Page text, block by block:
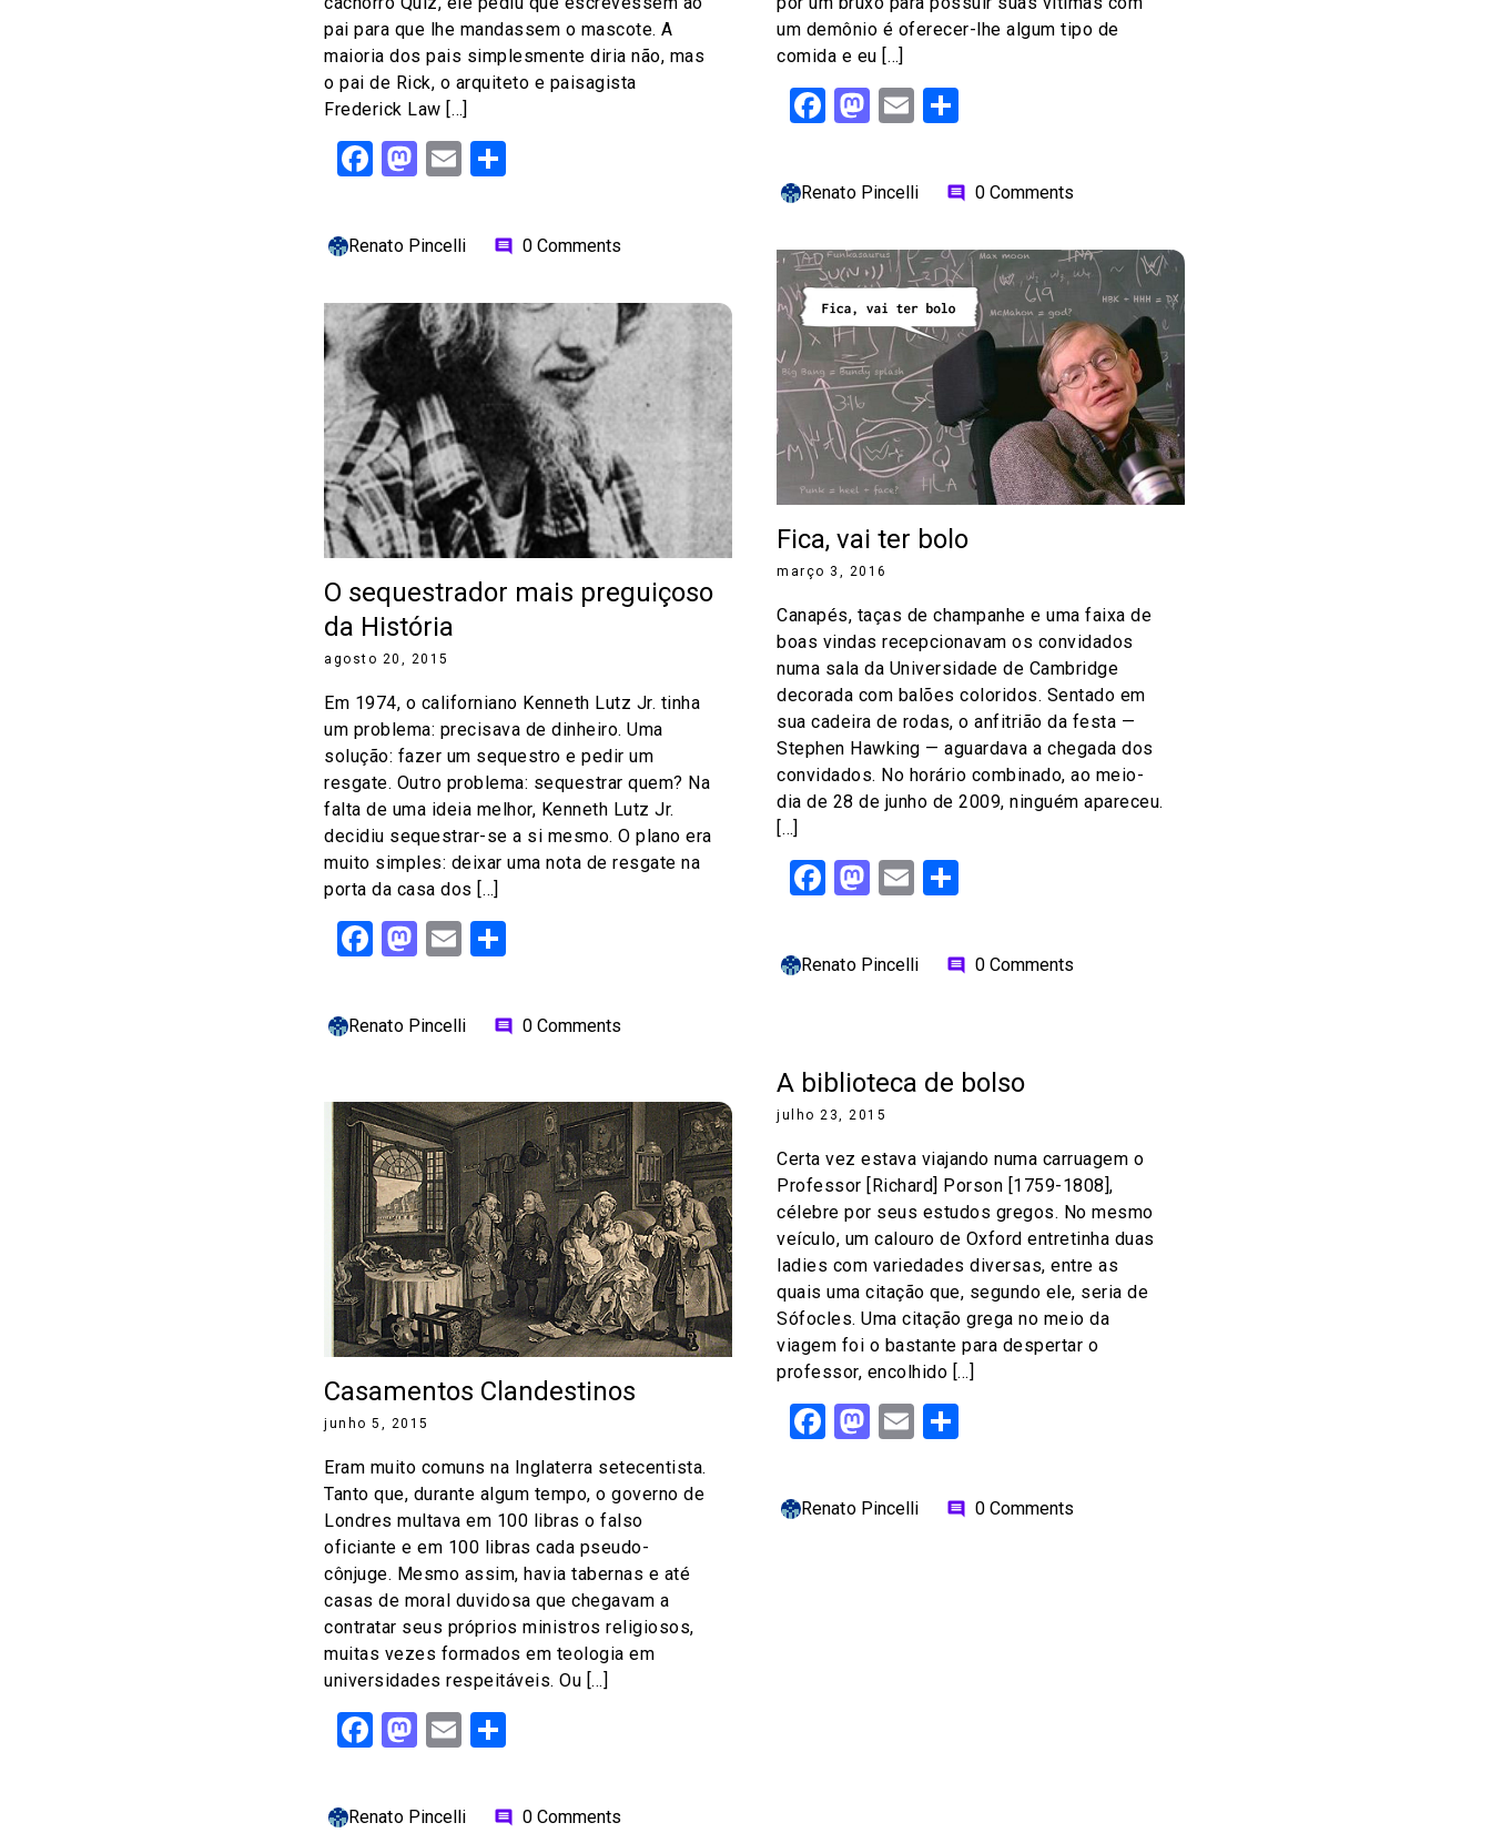
um demônio é oferecer-lhe algum tipo de
comida e eu […]
Facebook
Mastodon
Email
Renato Pincelli comment 0 Comments
pai para que lhe mandassem o mascote. A
maioria dos pais simplesmente diria não, mas
o pai de Rick, o arquiteto e paisagista
Frederick Law […]
Facebook
Mastodon
Email
Renato Pincelli comment 0 Comments
Fica, vai ter bolo
março 3, 2016
Canapés, taças de champanhe e uma faixa de
boas vindas recepcionavam os convidados
numa sala da Universidade de Cambridge
decorada com balões coloridos. Sentado em
sua cadeira de rodas, o anfitrião da festa —
Stephen Hawking — aguardava a chegada dos
convidados. No horário combinado, ao meio-
dia de 28 de junho de 2009, ninguém apareceu.
[…]
Facebook
Mastodon
Email
Renato Pincelli comment 0 Comments
O sequestrador mais preguiçoso
da História
agosto 20, 2015
Em 1974, o californiano Kenneth Lutz Jr. tinha
um problema: precisava de dinheiro. Uma
solução: fazer um sequestro e pedir um
resgate. Outro problema: sequestrar quem? Na
falta de uma ideia melhor, Kenneth Lutz Jr.
decidiu sequestrar-se a si mesmo. O plano era
muito simples: deixar uma nota de resgate na
porta da casa dos […]
Facebook
Mastodon
Email
Renato Pincelli comment 0 Comments
A biblioteca de bolso
julho 23, 2015
Certa vez estava viajando numa carruagem o
Professor [Richard] Porson [1759-1808],
célebre por seus estudos gregos. No mesmo
veículo, um calouro de Oxford entretinha duas
ladies com variedades diversas, entre as
quais uma citação que, segundo ele, seria de
Sófocles. Uma citação grega no meio da
viagem foi o bastante para despertar o
professor, encolhido […]
Facebook
Mastodon
Email
Renato Pincelli comment 0 Comments
Casamentos Clandestinos
junho 5, 2015
Eram muito comuns na Inglaterra setecentista.
Tanto que, durante algum tempo, o governo de
Londres multava em 100 libras o falso
oficiante e em 100 libras cada pseudo-
cônjuge. Mesmo assim, havia tabernas e até
casas de moral duvidosa que chegavam a
contratar seus próprios ministros religiosos,
muitas vezes formados em teologia em
universidades respeitáveis. Ou […]
Facebook
Mastodon
Email
Renato Pincelli comment 0 Comments